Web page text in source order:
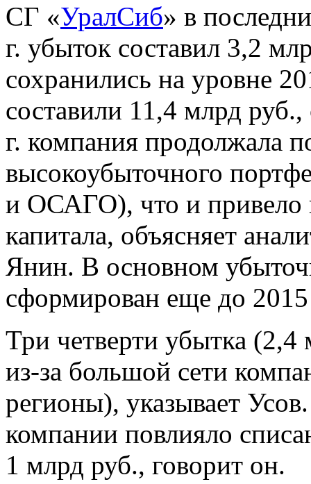
СГ «УралСиб» в
г. убыток составил 3,2
сохранились на уровне
составили 11,4 млрд
г. компания продолжала
высокоубыточного
и ОСАГО), что и привело
капитала, объясняет
Янин. В основном
сформирован еще до 2015
Три четверти убытка
из-за большой сети
регионы), указывает
компании повлияло
1 млрд руб., говорит он.